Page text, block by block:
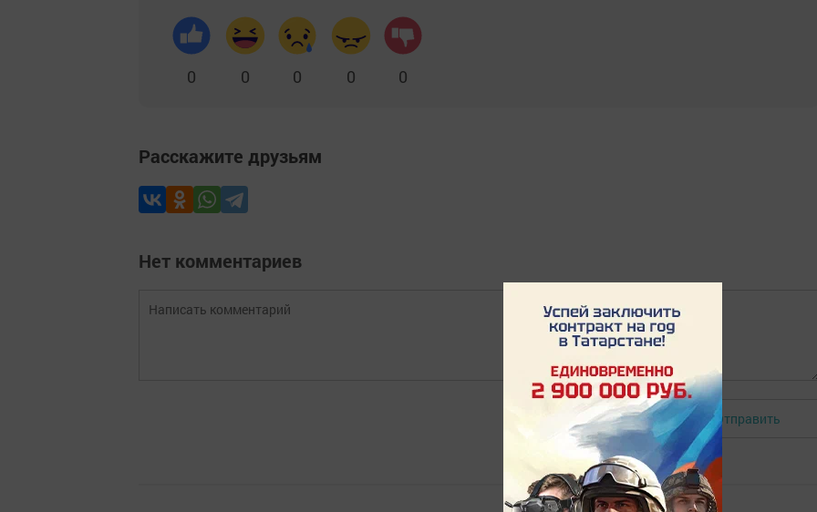
0 0 0 0 0
Расскажите друзьям
Нет комментариев
Авторизоваться Отправить